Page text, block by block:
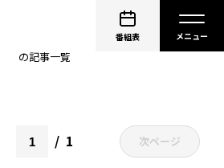
番組表
の記事一覧
1 次ページ